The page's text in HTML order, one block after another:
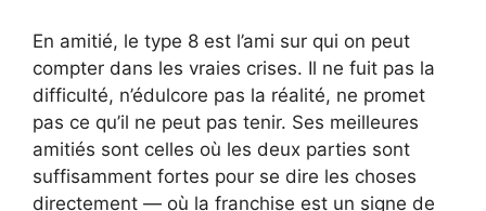
En amitié, le type 8 est l’ami sur qui on peut
compter dans les vraies crises. Il ne fuit pas la
difficulté, n’édulcore pas la réalité, ne promet
pas ce qu’il ne peut pas tenir. Ses meilleures
amitiés sont celles où les deux parties sont
suffisamment fortes pour se dire les choses
directement — où la franchise est un signe de